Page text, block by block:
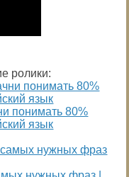
ролики:
понимать 80%
язык